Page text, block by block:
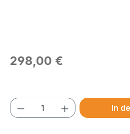
Regulärer Preis:
298,00 €
Produkt Anzahl: Gib
In